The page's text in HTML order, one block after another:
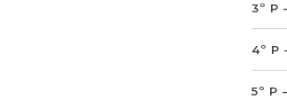
3º P
4º P
5º P